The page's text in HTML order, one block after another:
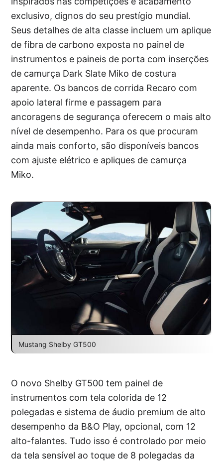
exclusivo, dignos do seu prestígio mundial.
Seus detalhes de alta classe incluem um aplique
de fibra de carbono exposta no painel de
instrumentos e paineis de porta com inserções
de camurça Dark Slate Miko de costura
aparente. Os bancos de corrida Recaro com
apoio lateral firme e passagem para
ancoragens de segurança oferecem o mais alto
nível de desempenho. Para os que procuram
ainda mais conforto, são disponíveis bancos
com ajuste elétrico e apliques de camurça
Miko.
Mustang Shelby GT500
O novo Shelby GT500 tem painel de
instrumentos com tela colorida de 12
polegadas e sistema de áudio premium de alto
desempenho da B&O Play, opcional, com 12
alto-falantes. Tudo isso é controlado por meio
da tela sensível ao toque de 8 polegadas da